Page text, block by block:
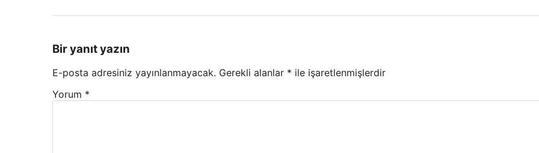
Bir yanıt yazın
E-posta adresiniz yayınlanmayacak. Gerekli alanlar * ile işaretlenmişlerdir
Yorum *